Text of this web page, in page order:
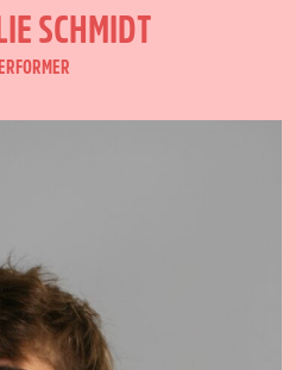
SCHMIDT